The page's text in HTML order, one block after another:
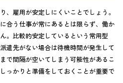
、雇用が安定しにくいことでしょう。
合う仕事が常にあるとは限らず、働か
。比較的安定しているという常用型
遣先がない場合は待機時間が発生して
で間隔が空いてしまう可能性がある こ
っかりと準備をしておくことが重要で